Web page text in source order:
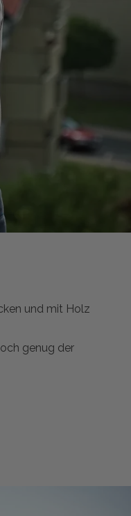
und mit Holz
genug der